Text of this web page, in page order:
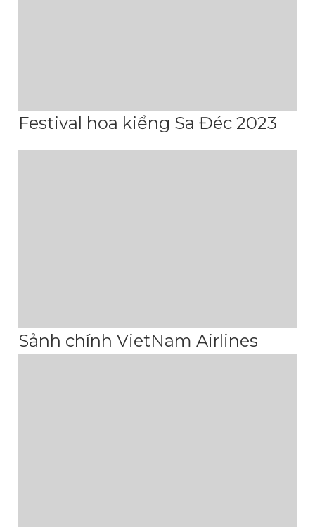
Festival hoa kiểng Sa Đéc 2023
Sảnh chính VietNam Airlines